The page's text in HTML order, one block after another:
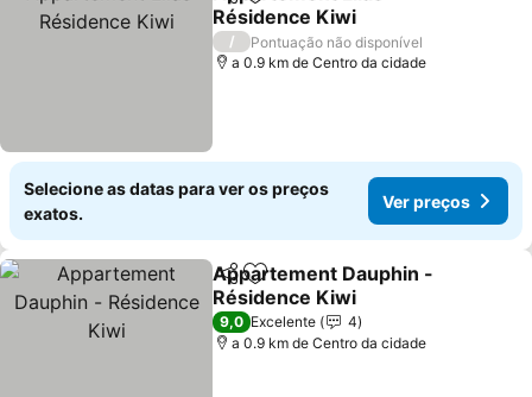
Adicionar aos favoritos
Résidence Kiwi
Ver preços
/
Pontuação não disponível
a 0.9 km de Centro da cidade
Selecione as datas para ver os preços
exatos.
Ver preços
PartilharAdicionar aos favoritos
Appartement Dauphin -
Résidence Kiwi
Ver preços
9,0 Excelente
4
a 0.9 km de Centro da cidade